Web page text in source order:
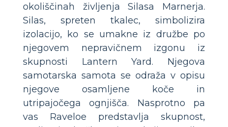
okoliščinah življenja Silasa Marnerja.
Silas, spreten tkalec, simbolizira
izolacijo, ko se umakne iz družbe po
njegovem nepravičnem izgonu iz
skupnosti Lantern Yard. Njegova
samotarska samota se odraža v opisu
njegove osamljene koče in
utripajočega ognjišča. Nasprotno pa
vas Raveloe predstavlja skupnost,